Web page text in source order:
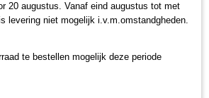
van hondenvoer . Divers assortiment
van je hond. Bij Hiltjo"s voeding voor hond
hondenbrok voor je viervoeter! Heb je hulp nodig
voer?Vraag het Hiltjo bv via whatsapp op
20 augustus. Vanaf eind augustus tot met
levering niet mogelijk i.v.m.omstandgheden.
te bestellen mogelijk deze periode